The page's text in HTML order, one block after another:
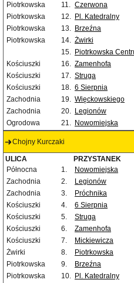
Piotrkowska
11. Czerwona
Piotrkowska
12. Pl. Katedralny
Piotrkowska
13. Brzeźna
Piotrkowska
14. Żwirki
15. Piotrkowska
Kościuszki
16. Zamenhofa
Kościuszki
17. Struga
Kościuszki
18. 6 Sierpnia
Zachodnia
19. Więckowskiego
Zachodnia
20. Legionów
Ogrodowa
21. Nowomiejska
Chojny Kurczaki
ULICA PRZYSTANEK
Północna
1. Nowomiejska
Zachodnia
2. Legionów
Zachodnia
3. Próchnika
Kościuszki
4. 6 Sierpnia
Kościuszki
5. Struga
Kościuszki
6. Zamenhofa
Kościuszki
7. Mickiewicza
Żwirki
8. Piotrkowska
Piotrkowska
9. Brzeźna
Piotrkowska
10. Pl. Katedralny